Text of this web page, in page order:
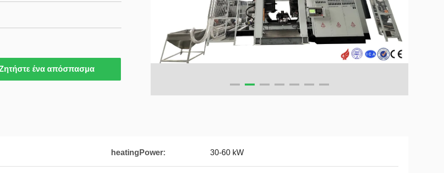
ένα απόσπασμα
heatingPower: 30-60 kW